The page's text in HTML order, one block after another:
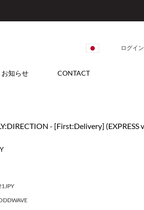
ログイン
お知らせ CONTACT
- [First:Delivery] (EXPRESS